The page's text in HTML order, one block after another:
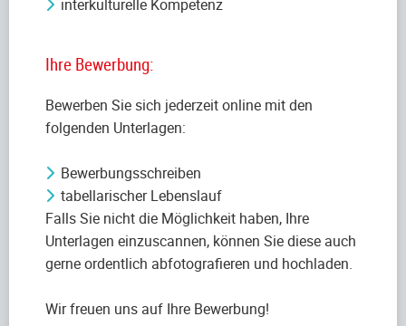
interkulturelle Kompetenz
Ihre Bewerbung:
Bewerben Sie sich jederzeit online mit den
folgenden Unterlagen:
Bewerbungsschreiben
tabellarischer Lebenslauf
Falls Sie nicht die Möglichkeit haben, Ihre
Unterlagen einzuscannen, können Sie diese auch
gerne ordentlich abfotografieren und hochladen.
Wir freuen uns auf Ihre Bewerbung!